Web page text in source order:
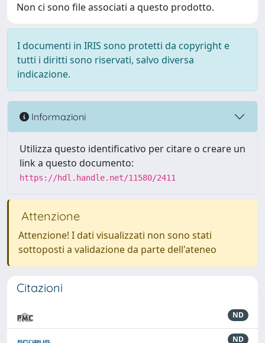
Non ci sono file associati a questo prodotto.
I documenti in IRIS sono protetti da copyright e
tutti i diritti sono riservati, salvo diversa
indicazione.
Informazioni
Utilizza questo identificativo per citare o creare un
link a questo documento:
https://hdl.handle.net/11580/2411
Attenzione
Attenzione! I dati visualizzati non sono stati
sottoposti a validazione da parte dell'ateneo
Citazioni
ND
ND